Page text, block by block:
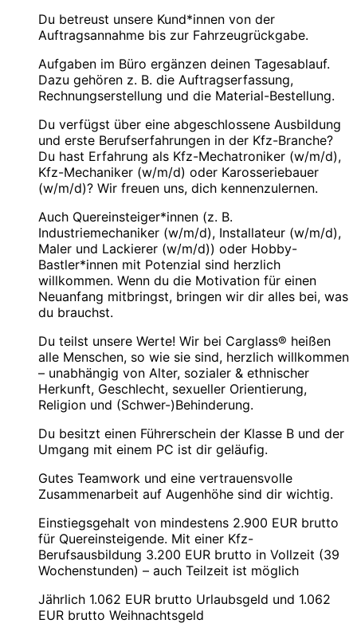
Du betreust unsere Kund*innen von der
Auftragsannahme bis zur Fahrzeugrückgabe.
Aufgaben im Büro ergänzen deinen Tagesablauf.
Dazu gehören z. B. die Auftragserfassung,
Rechnungserstellung und die Material-Bestellung.
Du verfügst über eine abgeschlossene Ausbildung
und erste Berufserfahrungen in der Kfz-Branche?
Du hast Erfahrung als Kfz-Mechatroniker (w/m/d),
Kfz-Mechaniker (w/m/d) oder Karosseriebauer
(w/m/d)? Wir freuen uns, dich kennenzulernen.
Auch Quereinsteiger*innen (z. B.
Industriemechaniker (w/m/d), Installateur (w/m/d),
Maler und Lackierer (w/m/d)) oder Hobby-
Bastler*innen mit Potenzial sind herzlich
willkommen. Wenn du die Motivation für einen
Neuanfang mitbringst, bringen wir dir alles bei, was
du brauchst.
Du teilst unsere Werte! Wir bei Carglass® heißen
alle Menschen, so wie sie sind, herzlich willkommen
– unabhängig von Alter, sozialer & ethnischer
Herkunft, Geschlecht, sexueller Orientierung,
Religion und (Schwer-)Behinderung.
Du besitzt einen Führerschein der Klasse B und der
Umgang mit einem PC ist dir geläufig.
Gutes Teamwork und eine vertrauensvolle
Zusammenarbeit auf Augenhöhe sind dir wichtig.
Einstiegsgehalt von mindestens 2.900 EUR brutto
für Quereinsteigende. Mit einer Kfz-
Berufsausbildung 3.200 EUR brutto in Vollzeit (39
Wochenstunden) – auch Teilzeit ist möglich
Jährlich 1.062 EUR brutto Urlaubsgeld und 1.062
EUR brutto Weihnachtsgeld